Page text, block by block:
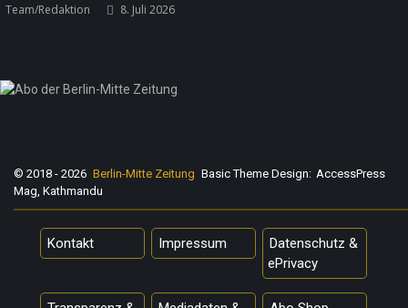
Team/Redaktion 8. Juli 2026
© 2018 - 2026 Berlin-Mitte Zeitung Basic Theme Design: AccessPress
Mag, Kathmandu
Kontakt Impressum
Datenschutz &
ePrivacy